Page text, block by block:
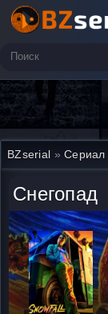
BZserial »Сериал
Снегопад